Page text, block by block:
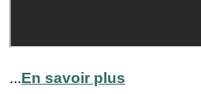
...En savoir plus